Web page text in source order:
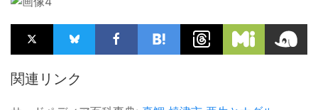
関連リンク